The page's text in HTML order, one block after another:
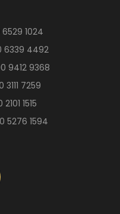
1024
6339 4492
9412 9368
7259
1515
5276 1594